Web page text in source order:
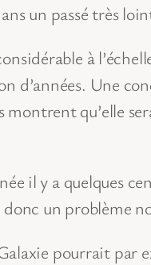
un passé très
à
d’années. Une
qu’elle
il y a quelques
donc un problème
pourrait par